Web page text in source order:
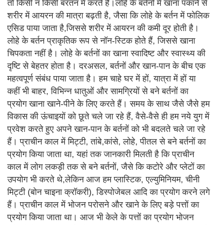
तो किसी न किसी बरतन में करते हैं।लोहे के बर्तनों में खाना पकाने से
शरीर में आयरन की मात्रा बढ़ती है, जैसा कि लोहे के बर्तन में फोलिक
एसिड पाया जाता है,जिससे शरीर में आयरन की कमी दूर होती है।
लोहे के बर्तन प्राकृतिक रूप से नॉन-स्टिक होते हैं, जिससे खाना
चिपकता नहीं है। लोहे के बर्तनों का खाना स्वादिष्ट और स्वास्थ्य की
दृष्टि से बेहतर होता है। दरअसल, बर्तनों और खान-पान के बीच एक
महत्वपूर्ण संबंध पाया जाता है। हम चाहे घर में हों, यात्रा में हों या
कहीं भी बाहर, विभिन्न धातुओं और सामग्रियों से बने बर्तनों का
प्रयोग खाना खाने-पीने के लिए करते हैं। समय के साथ जैसे जैसे हम
विकास की ऊंचाइयों को छूते चले जा रहे हैं, वैसे-वैसे ही हम नये युग में
प्रवेश करते हुए अपने खान-पान के बर्तनों को भी बदलते चले जा रहे
हैं। प्राचीन काल में मिट्टी, तांबे,कांसे, लोहे, पीतल से बने बर्तनों का
प्रयोग किया जाता था, यहां तक जानकारी मिलती है कि प्राचीन
काल में लोग लकड़ी तक से बने बर्तनों, जैसे कि कटोरे और प्लेटों का
उपयोग भी करते थे,लेकिन आज हम प्लास्टिक, एल्युमिनियम, चीनी
मिट्टी (बोन चाइना क्रॉकरी), डिस्पोजेबल आदि का प्रयोग करने लगे
हैं। प्राचीन काल में भोजन परोसने और खाने के लिए बड़े पत्तों का
प्रयोग किया जाता था। आज भी केले के पत्तों का प्रयोग भोजन